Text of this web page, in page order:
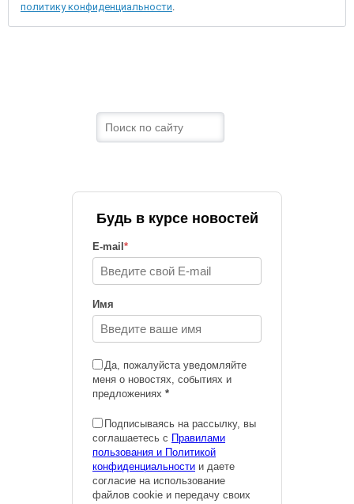
политику конфиденциальности.
Будь в курсе новостей
E-mail *
Имя
Да, пожалуйста уведомляйте
меня о новостях, событиях и
предложениях *
Подписываясь на рассылку, вы
соглашаетесь с Правилами
пользования и Политикой
конфиденциальности и даете
согласие на использование
файлов cookie и передачу своих